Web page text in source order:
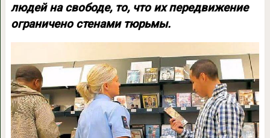
людей на свободе, то, что их передвижение
ограничено стенами тюрьмы.